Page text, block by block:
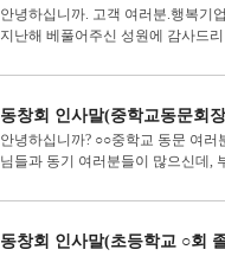
안녕하십니까. 고객 여러분.행복기
지난해 베풀어주신 성원에 감사드
동창회 인사말(중학교동문회
안녕하십니까? ○○중학교 동문 여
님들과 동기 여러분들이 많으신데,
동창회 인사말(초등학교 ○회